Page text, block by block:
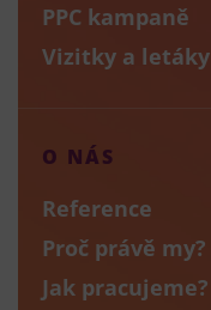
PPC kampaně
Vizitky a letáky
O NÁS
Reference
Proč právě my?
Jak pracujeme?